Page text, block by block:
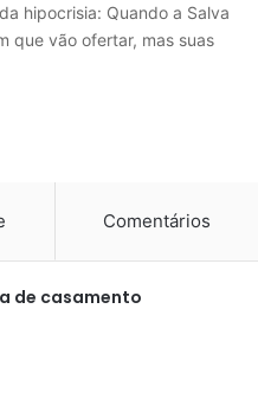
hipocrisia: Quando a Salva
que vão ofertar, mas suas
Comentários
de casamento